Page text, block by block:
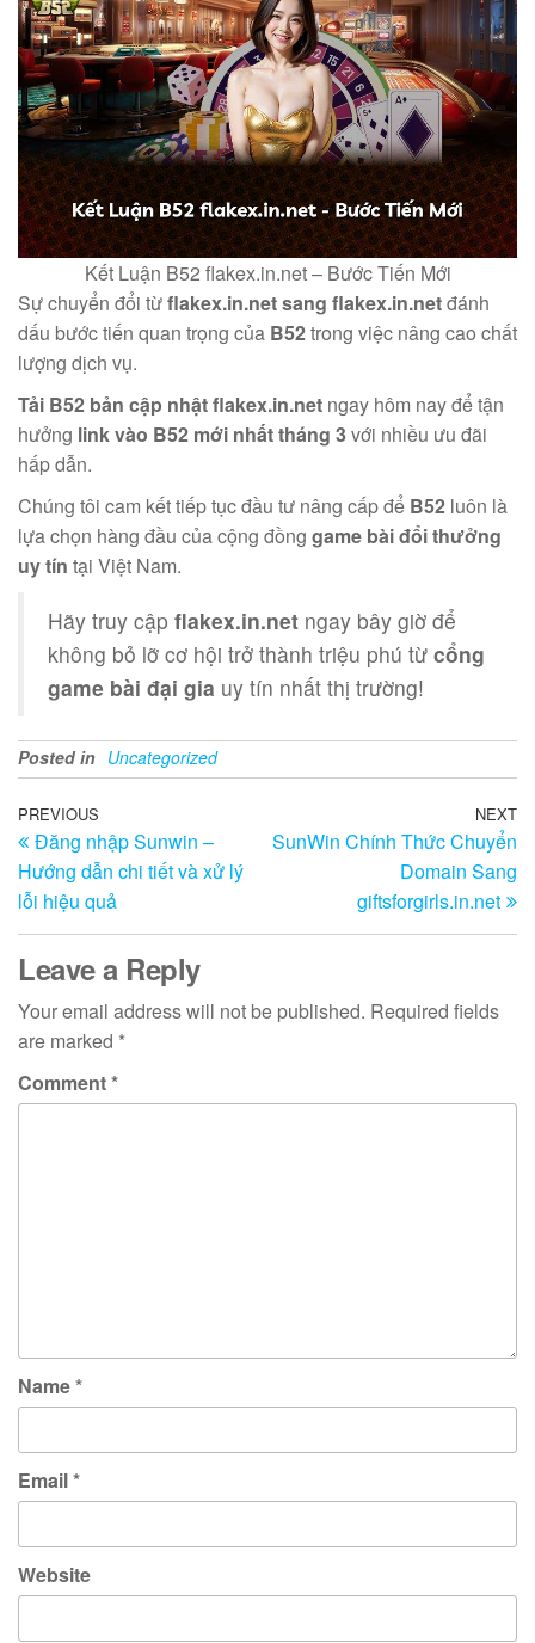
Kết Luận B52 flakex.in.net – Bước Tiến Mới
Sự chuyển đổi từflakex.in.net sang flakex.in.netđánh
dấu bước tiến quan trọng của B52trong việc nâng cao chất
lượng dịch vụ.
Tải B52 bản cập nhật flakex.in.net ngay hôm nay để tận
hưởng link vào B52 mới nhất tháng 3với nhiều ưu đãi
hấp dẫn.
Chúng tôi cam kết tiếp tục đầu tư nâng cấp để B52 luôn là
lựa chọn hàng đầu của cộng đồng game bài đổi thưởng
uy tín tại Việt Nam.
Hãy truy cập flakex.in.net ngay bây giờ để
không bỏ lỡ cơ hội trở thành triệu phú từ cổng
game bài đại gia uy tín nhất thị trường!
Posted in Uncategorized
PREVIOUS
Đăng nhập Sunwin –
Hướng dẫn chi tiết và xử lý
lỗi hiệu quả
NEXT
SunWin Chính Thức Chuyển
Domain Sang
giftsforgirls.in.net
Leave a Reply
Your email address will not be published. Required fields
are marked *
Comment*
Name*
Email*
Website